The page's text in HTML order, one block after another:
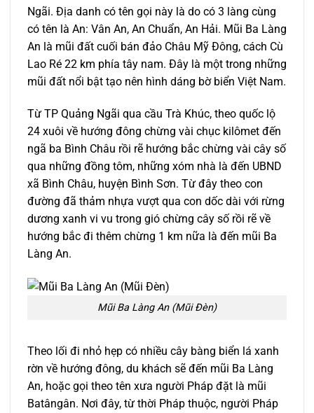
Ngãi. Địa danh có tên gọi này là do có 3 làng cùng
có tên là An: Vân An, An Chuẩn, An Hải. Mũi Ba Làng
An là mũi đất cuối bán đảo Châu Mỹ Đông, cách Cù
Lao Ré 22 km phía tây nam. Đây là một trong những
mũi đất nổi bật tạo nên hình dáng bờ biển Việt Nam.
Từ TP Quảng Ngãi qua cầu Trà Khúc, theo quốc lộ
24 xuôi về hướng đông chừng vài chục kilômet đến
ngã ba Bình Châu rồi rẽ hướng bắc chừng vài cây số
qua những đồng tôm, những xóm nhà là đến UBND
xã Bình Châu, huyện Bình Sơn. Từ đây theo con
đường đã thảm nhựa vượt qua con dốc dài với rừng
dương xanh vi vu trong gió chừng cây số rồi rẽ về
hướng bắc đi thêm chừng 1 km nữa là đến mũi Ba
Làng An.
Mũi Ba Làng An (Mũi Đèn)
Theo lối đi nhỏ hẹp có nhiều cây bàng biển lá xanh
rờn về hướng đông, du khách sẽ đến mũi Ba Làng
An, hoặc gọi theo tên xưa người Pháp đặt là mũi
Batângân. Nơi đây, từ thời Pháp thuộc, người Pháp